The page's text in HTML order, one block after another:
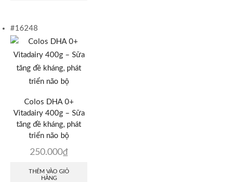
#16248
Colos DHA 0+
Vitadairy 400g – Sữa
tăng đề kháng, phát
triển não bộ
250.000₫
THÊM VÀO GIỎ
HÀNG